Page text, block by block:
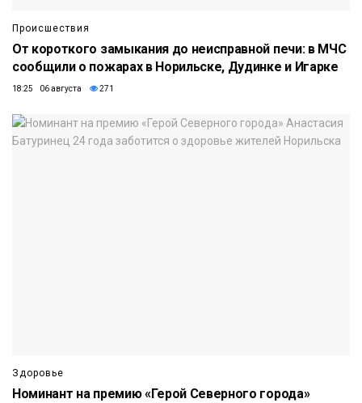
Происшествия
От короткого замыкания до неисправной печи: в МЧС
сообщили о пожарах в Норильске, Дудинке и Игарке
18:25 06 августа 271
Здоровье
Номинант на премию «Герой Северного города»